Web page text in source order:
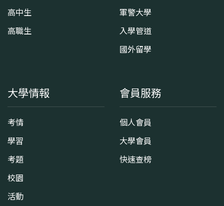
高中生
高職生
軍警大學
入學管道
國外留學
大學情報
考情
學習
考題
校園
活動
會員服務
個人會員
大學會員
快速查榜